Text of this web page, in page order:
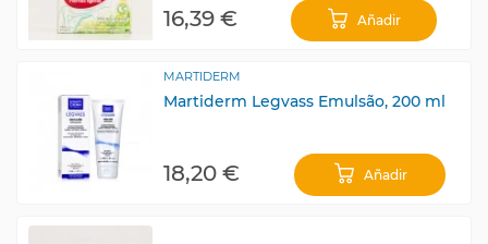
16,39 € Añadir
MARTIDERM
Martiderm Legvass Emulsão, 200 ml
18,20 € Añadir